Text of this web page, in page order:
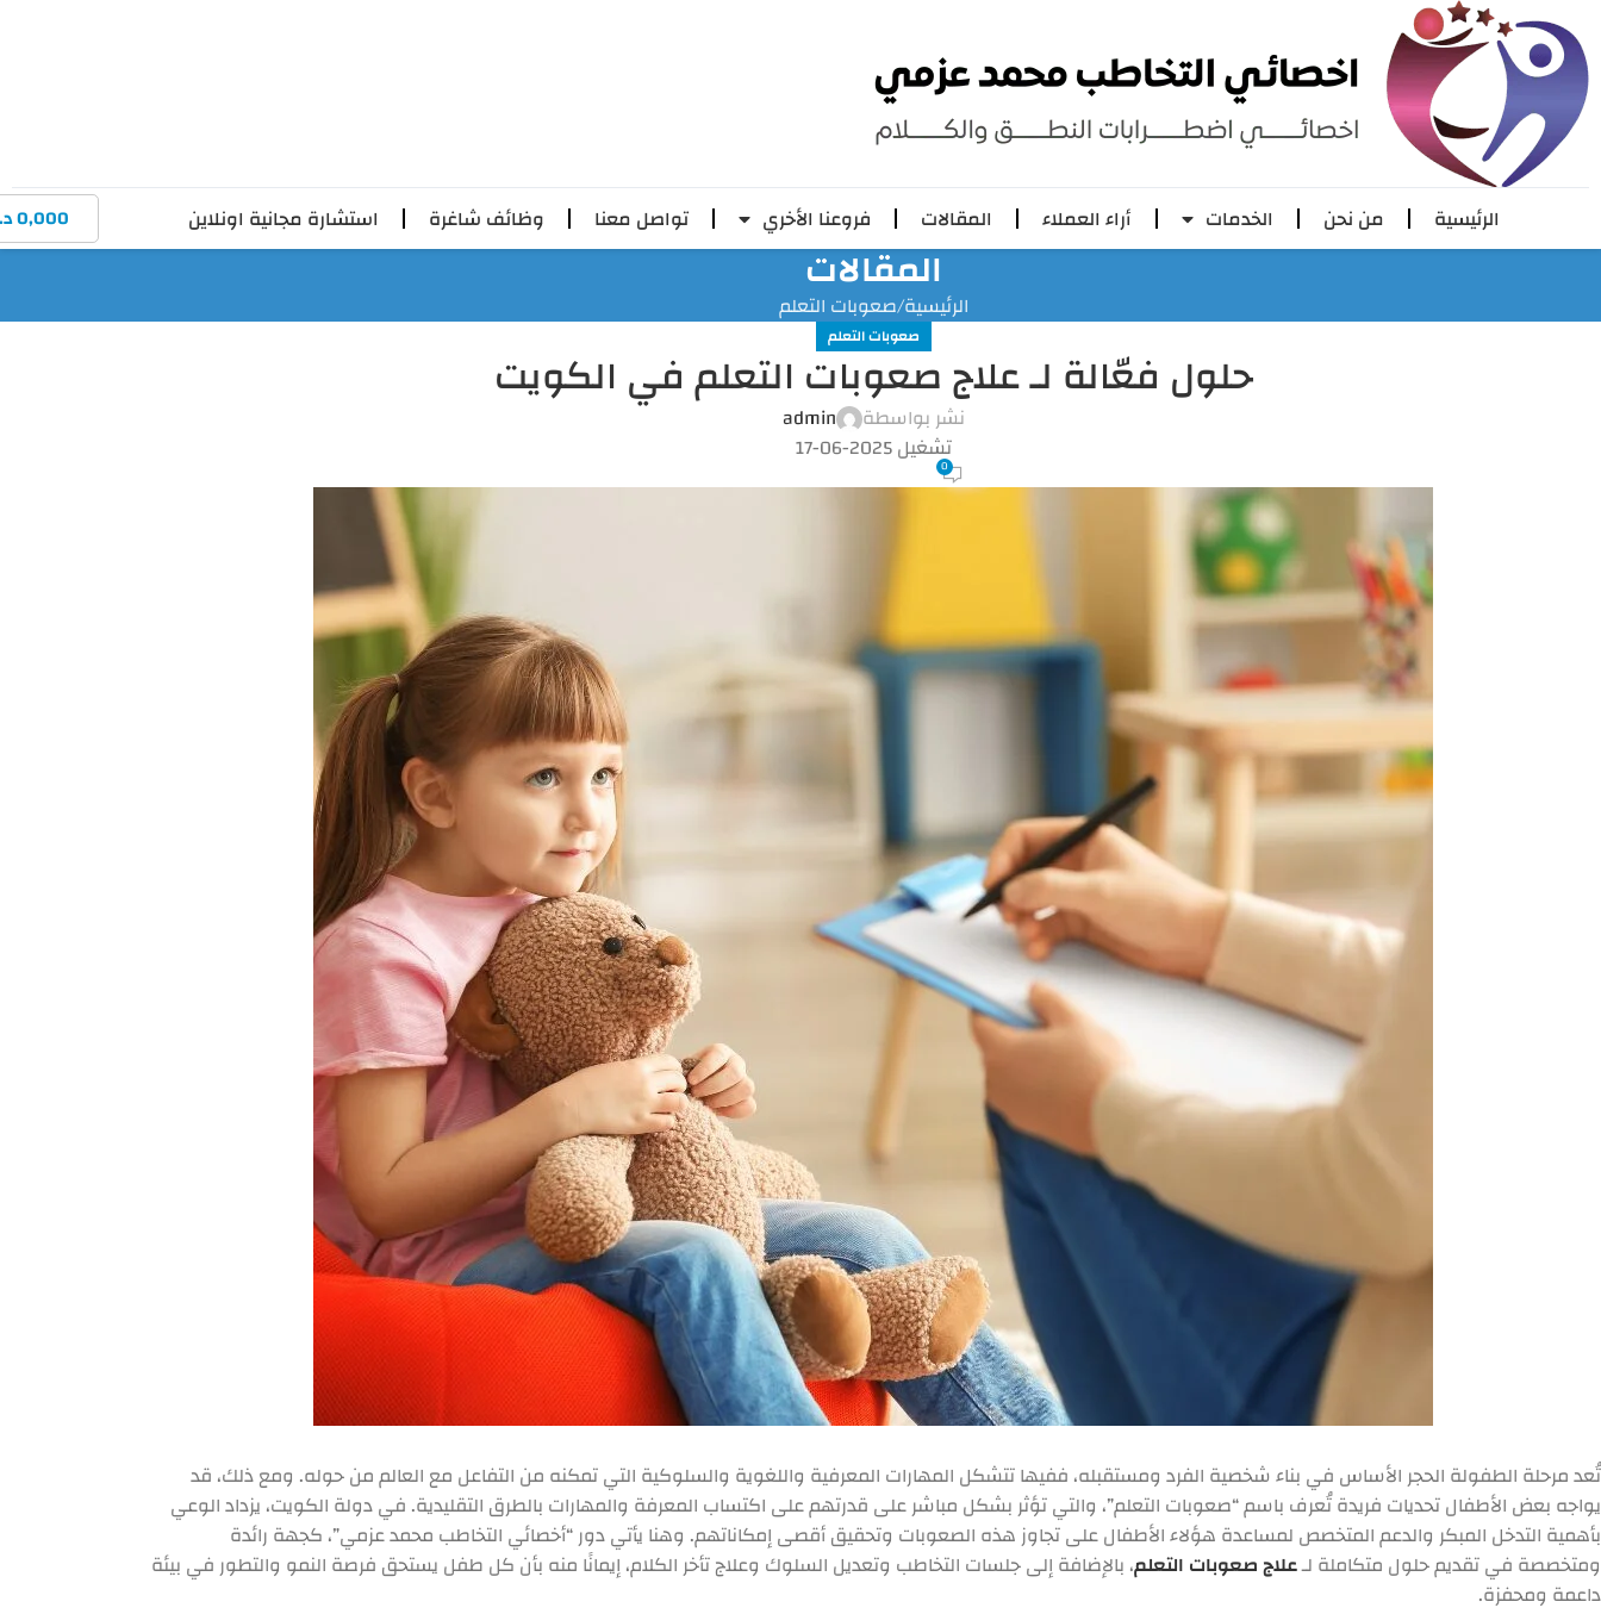
الرئيسية من نحن الخدمات أراء العملاء المقالات فروعنا الأخري تواصل معنا وظائف شاغرة استشارة مجانية اونلاين 0,000
المقالات
الرئيسية صعوبات التعلم
صعوبات التعلم
حلول فعّالة لـ علاج صعوبات التعلم في الكويت
نشر بواسطة
admin
تشغيل 2025-06-17
0
تُعد مرحلة الطفولة الحجر الأساس في بناء شخصية الفرد ومستقبله، ففيها تتشكل المهارات المعرفية واللغوية والسلوكية التي تمكنه من التفاعل مع العالم من حوله. ومع ذلك، قد
يواجه بعض الأطفال تحديات فريدة تُعرف باسم “صعوبات التعلم”، والتي تؤثر بشكل مباشر على قدرتهم على اكتساب المعرفة والمهارات بالطرق التقليدية. في دولة الكويت، يزداد الوعي
بأهمية التدخل المبكر والدعم المتخصص لمساعدة هؤلاء الأطفال على تجاوز هذه الصعوبات وتحقيق أقصى إمكاناتهم. وهنا يأتي دور “أخصائي التخاطب محمد عزمي”، كجهة رائدة
ومتخصصة في تقديم حلول متكاملة لـعلاج صعوبات التعلم، بالإضافة إلى جلسات التخاطب وتعديل السلوك وعلاج تأخر الكلام، إيمانًا منه بأن كل طفل يستحق فرصة النمو والتطور في بيئة
داعمة ومحفزة.